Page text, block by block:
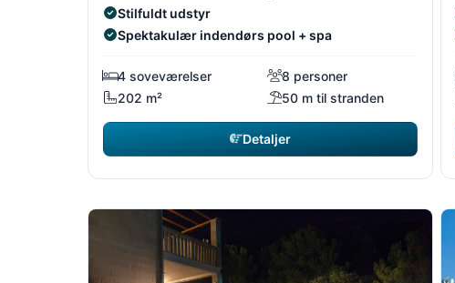
Stilfuldt udstyr
Spektakulær indendørs pool + spa
4 soveværelser
8 personer
202 m²
50 m til stranden
Detaljer